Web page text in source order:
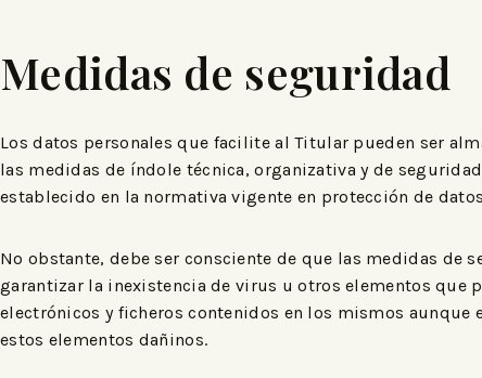
Medidas de seguridad
Los datos personales que facilite al Titular pueden ser
las medidas de índole técnica, organizativa y de
establecido en la normativa vigente en protección de
No obstante, debe ser consciente de que las medidas
garantizar la inexistencia de virus u otros elementos que
electrónicos y ficheros contenidos en los mismos
estos elementos dañinos.